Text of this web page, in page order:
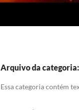
Arquivo da
Essa categoria contém